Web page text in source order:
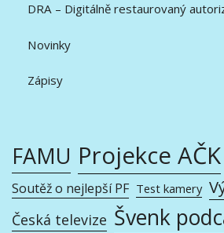
DRA – Digitálně restaurovaný
Novinky
Zápisy
FAMU Projekce AČK
Soutěž o nejlepší PF Test kamery
Česká televize Švenk